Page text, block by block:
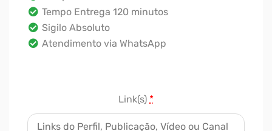
Tempo Entrega 120 minutos
Sigilo Absoluto
Atendimento via WhatsApp
Link(s) *